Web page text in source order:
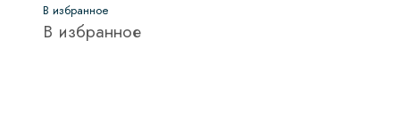
В избранное
В избранное